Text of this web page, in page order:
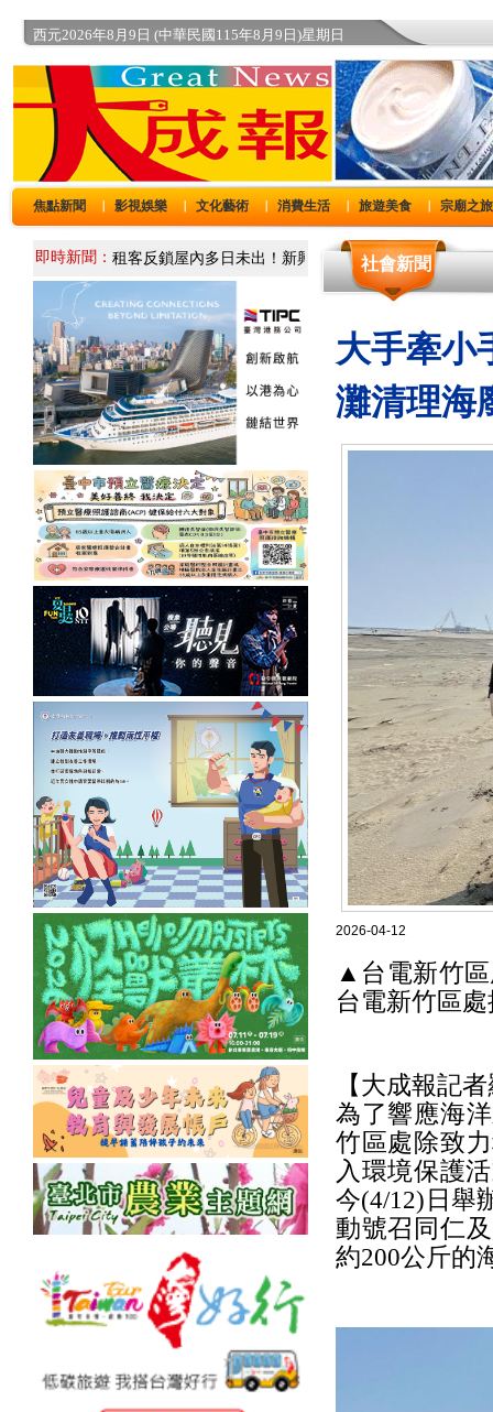
西元2026年8月9日 (中華民國115年8月9日)星期日
焦點新聞 影視娛樂 文化藝術 消費生活 旅遊美食 宗廟之旅
即時新聞： 社會新聞
大手牽
灘清理海
2026-04-12
▲台電新竹
台電新竹區
【大成報記
為了響應海
竹區處除致
入環境保護
今(4/12)日舉
動號召同仁
約200公斤的